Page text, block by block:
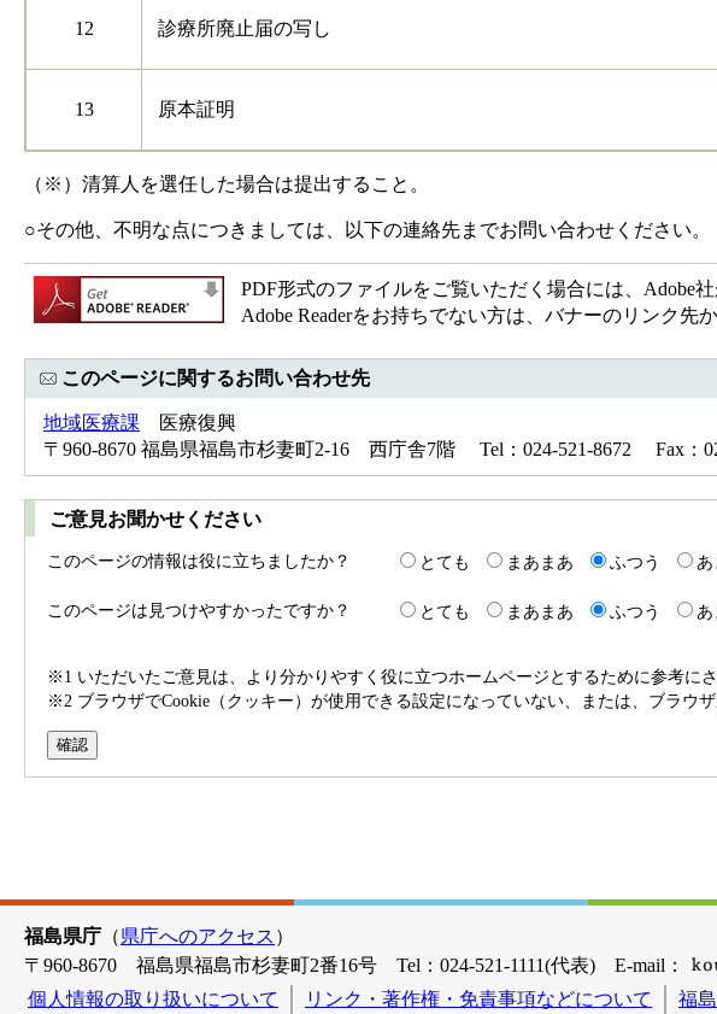
12 診療所廃止届の写し
13 原本証明
（※）清算人を選任した場合は提出すること。
○その他、不明な点につきましては、以下の連絡先までお問い合わせください。
PDF形式のファイルをご覧いただく場合には、Adobe社
Adobe Readerをお持ちでない方は、バナーのリンク先
このページに関するお問い合わせ先
地域医療課 医療復興
〒960-8670 福島県福島市杉妻町2-16 西庁舎7階 Tel：024-521-8672 Fax：
ご意見お聞かせください
このページの情報は役に立ちましたか？ とても まあまあ ふつう あ
このページは見つけやすかったですか？
とても まあまあ ふつう あ
※1 いただいたご意見は、より分かりやすく役に立つホームページとするために参考に
※2 ブラウザでCookie（クッキー）が使用できる設定になっていない、または、ブラウ
福島県庁 （県庁へのアクセス ）
〒960-8670 福島県福島市杉妻町2番16号 Tel：024-521-1111(代表) E-mail：
個人情報の取り扱いについて
リンク・著作権・免責事項などについて 福